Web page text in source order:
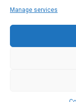
Manage services